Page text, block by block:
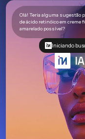
Olá! Teria alguma sugestão
de ácido retinóico em creme
amarelado possível?
Iniciando